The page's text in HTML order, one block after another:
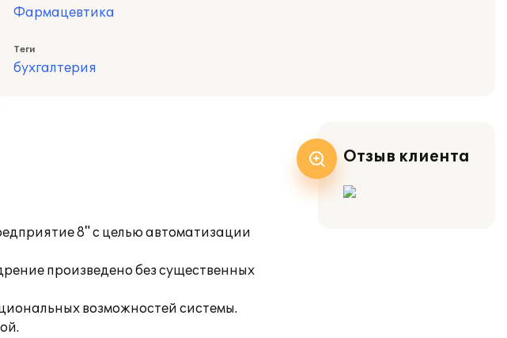
Фармацевтика
Теги
бухгалтерия
8" с целью автоматизации
произведено без существенных
возможностей системы.
Отзыв клиента